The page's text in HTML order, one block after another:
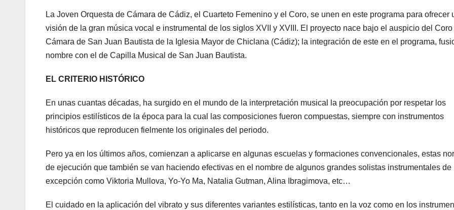
La Joven Orquesta de Cámara de Cádiz, el Cuarteto Femenino y el Coro, se unen en este programa para ofrecer
visión de la gran música vocal e instrumental de los siglos XVII y XVIII. El proyecto nace bajo el auspicio del Coro
Cámara de San Juan Bautista de la Iglesia Mayor de Chiclana (Cádiz); la integración de este en el programa,
nombre con el de Capilla Musical de San Juan Bautista.
EL CRITERIO HISTÓRICO
En unas cuantas décadas, ha surgido en el mundo de la interpretación musical la preocupación por respetar los
principios estilísticos de la época para la cual las composiciones fueron compuestas, siempre con instrumentos
históricos que reproducen fielmente los originales del periodo.
Pero ya en los últimos años, comienzan a aplicarse en algunas escuelas y formaciones convencionales, estas
de ejecución que también se van haciendo efectivas en el nombre de algunos grandes solistas instrumentales de
excepción como Viktoria Mullova, Yo-Yo Ma, Natalia Gutman, Alina Ibragimova, etc…
El cuidado en la aplicación del vibrato y sus diferentes variantes estilísticas, tanto en la voz como en los